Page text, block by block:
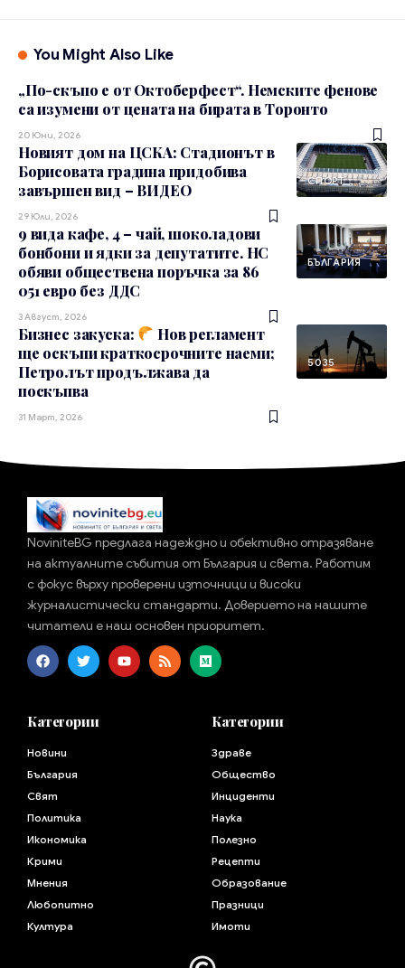
You Might Also Like
„По-скъпо е от Октоберфест“. Немските фенове
са изумени от цената на бирата в Торонто
20 Юни, 2026
СПОРТ
Новият дом на ЦСКА: Стадионът в
Борисовата градина придобива
завършен вид – ВИДЕО
29 Юли, 2026
БЪЛГАРИЯ
9 вида кафе, 4 – чай, шоколадови
бонбони и ядки за депутатите. НС
обяви обществена поръчка за 86
051 евро без ДДС
3 Август, 2026
5035
Бизнес закуска:
Нов регламент
ще оскъпи краткосрочните наеми;
Петролът продължава да
поскъпва
31 Март, 2026
NoviniteBG предлага надеждно и обективно отразяване
на актуалните събития от България и света. Работим
с фокус върху проверени източници и високи
журналистически стандарти. Доверието на нашите
читатели е наш основен приоритет.
Категории
Новини
България
Свят
Политика
Икономика
Крими
Мнения
Любопитно
Култура
Категории
Здраве
Общество
Инциденти
Наука
Полезно
Рецепти
Образование
Празници
Имоти